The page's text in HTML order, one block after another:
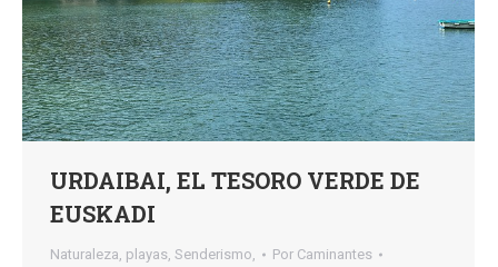
URDAIBAI, EL TESORO VERDE DE
EUSKADI
Naturaleza, playas, Senderismo, Por Caminantes